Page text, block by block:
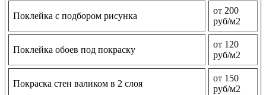
Поклейка с подбором рисунка
от 200
руб/м2
Поклейка обоев под покраску
от 120
руб/м2
Покраска стен валиком в 2 слоя
от 150
руб/м2